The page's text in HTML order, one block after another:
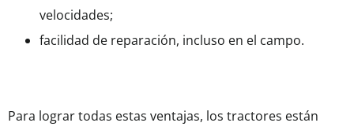
velocidades;
facilidad de reparación, incluso en el campo.
Para lograr todas estas ventajas, los tractores están